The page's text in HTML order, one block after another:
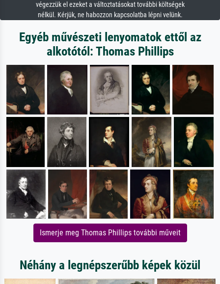
végezzük el ezeket a változtatásokat további költségek
nélkül. Kérjük, ne habozzon kapcsolatba lépni velünk.
Egyéb művészeti lenyomatok ettől az
alkotótól: Thomas Phillips
Ismerje meg Thomas Phillips további műveit
Néhány a legnépszerűbb képek közül